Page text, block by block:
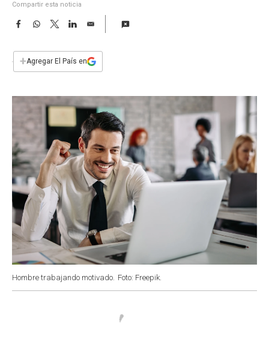
Compartir esta noticia
F
e
b
k
W
s
T
w
t
L
n
E
i
l
+Agregar El País en
Hombre trabajando motivado. Foto: Freepik.